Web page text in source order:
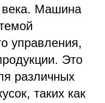
века. Машина
управления,
Это
различных
таких как